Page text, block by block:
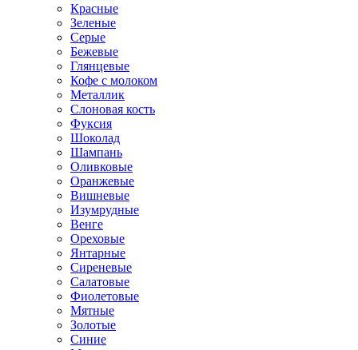
Красные
Зеленые
Серые
Бежевые
Глянцевые
Кофе с молоком
Металлик
Слоновая кость
Фуксия
Шоколад
Шампань
Оливковые
Оранжевые
Вишневые
Изумрудные
Венге
Ореховые
Янтарные
Сиреневые
Салатовые
Фиолетовые
Мятные
Золотые
Синие